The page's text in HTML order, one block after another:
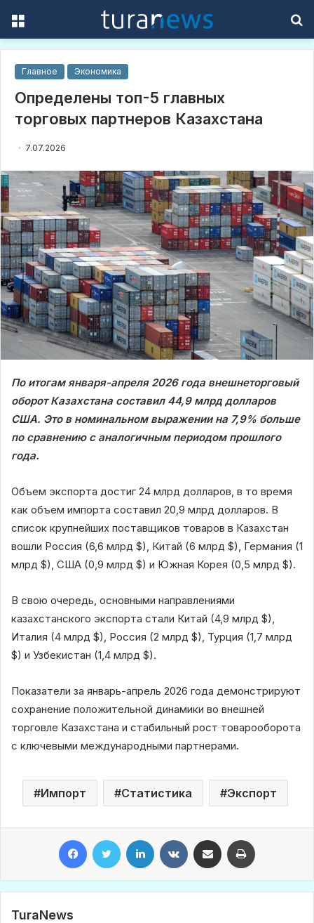
Главное Экономика
Определены топ-5 главных
торговых партнеров Казахстана
7.07.2026
По итогам января-апреля 2026 года внешнеторговый
оборот Казахстана составил 44,9 млрд долларов
США. Это в номинальном выражении на 7,9% больше
по сравнению с аналогичным периодом прошлого
года.
Объем экспорта достиг 24 млрд долларов, в то время
как объем импорта составил 20,9 млрд долларов. В
список крупнейших поставщиков товаров в Казахстан
вошли Россия (6,6 млрд $), Китай (6 млрд $), Германия (1
млрд $), США (0,9 млрд $) и Южная Корея (0,5 млрд $).
​В свою очередь, основными направлениями
казахстанского экспорта стали Китай (4,9 млрд $),
Италия (4 млрд $), Россия (2 млрд $), Турция (1,7 млрд
$) и Узбекистан (1,4 млрд $).
​Показатели за январь-апрель 2026 года демонстрируют
сохранение положительной динамики во внешней
торговле Казахстана и стабильный рост товарооборота
с ключевыми международными партнерами.
Импорт Статистика Экспорт
TuraNews